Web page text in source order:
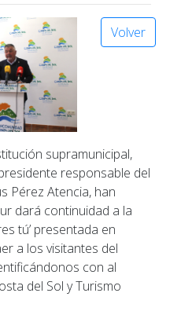
Volver
supramunicipal,
responsable del
Pérez Atencia, han
dará continuidad a la
tú’ presentada en
a los visitantes del
con al
del Sol y Turismo